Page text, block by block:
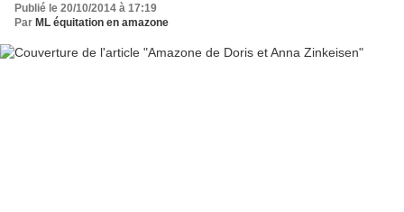
Publié le 20/10/2014 à 17:19
Par ML équitation en amazone